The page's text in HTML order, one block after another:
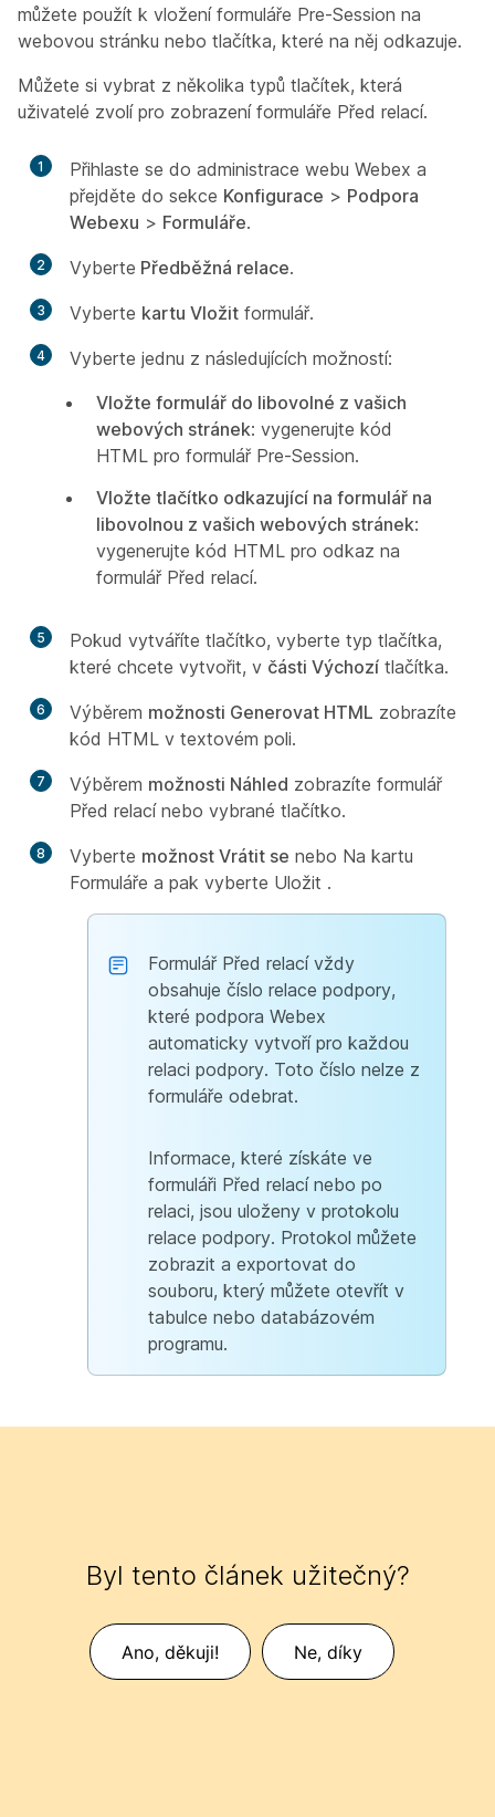
můžete použít k vložení formuláře Pre-Session na
webovou stránku nebo tlačítka, které na něj odkazuje.
Můžete si vybrat z několika typů tlačítek, která
uživatelé zvolí pro zobrazení formuláře Před relací.
1
Přihlaste se do administrace webu Webex a
přejděte do sekce Konfigurace > Podpora
Webexu > Formuláře.
2 Vyberte Předběžná relace.
3 Vyberte kartu Vložit formulář.
4
Vyberte jednu z následujících možností:
Vložte formulář do libovolné z vašich
webových stránek: vygenerujte kód
HTML pro formulář Pre-Session.
Vložte tlačítko odkazující na formulář na
libovolnou z vašich webových stránek:
vygenerujte kód HTML pro odkaz na
formulář Před relací.
5
Pokud vytváříte tlačítko, vyberte typ tlačítka,
které chcete vytvořit, v části Výchozí tlačítka.
6 Výběrem možnosti Generovat HTML zobrazíte
kód HTML v textovém poli.
7 Výběrem možnosti Náhled zobrazíte formulář
Před relací nebo vybrané tlačítko.
8 Vyberte možnost Vrátit se nebo Na kartu
Formuláře a pak vyberte Uložit .
Formulář Před relací vždy
obsahuje číslo relace podpory,
které podpora Webex
automaticky vytvoří pro každou
relaci podpory. Toto číslo nelze z
formuláře odebrat.
Informace, které získáte ve
formuláři Před relací nebo po
relaci, jsou uloženy v protokolu
relace podpory. Protokol můžete
zobrazit a exportovat do
souboru, který můžete otevřít v
tabulce nebo databázovém
programu.
Byl tento článek užitečný?
Ano, děkuji! Ne, díky